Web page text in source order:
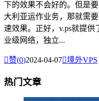
下的效果不会好的。但是
大利亚运作业务，那就需
速效果。正好，v.ps就提供
业级网络，独立...
赞(0)2024-04-07境外VPS
热门文章